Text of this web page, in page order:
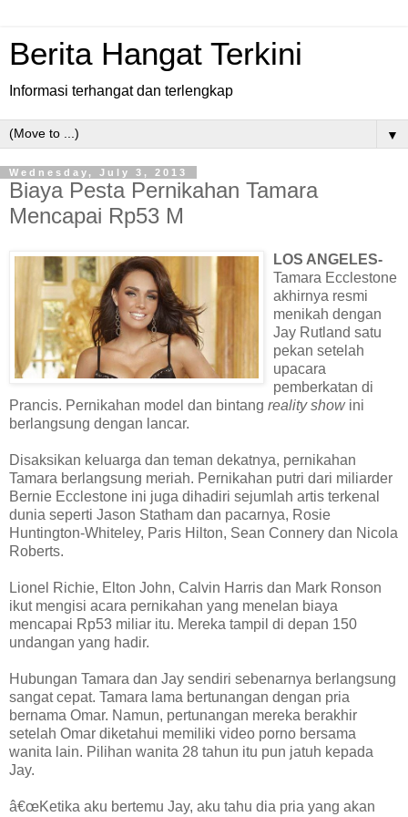
Berita Hangat Terkini
Informasi terhangat dan terlengkap
▼
Wednesday, July 3, 2013
Biaya Pesta Pernikahan Tamara
Mencapai Rp53 M
LOS ANGELES-
Tamara Ecclestone
akhirnya resmi
menikah dengan
Jay Rutland satu
pekan setelah
upacara
pemberkatan di
Prancis. Pernikahan model dan bintang reality show ini
berlangsung dengan lancar.
Disaksikan keluarga dan teman dekatnya, pernikahan
Tamara berlangsung meriah. Pernikahan putri dari miliarder
Bernie Ecclestone ini juga dihadiri sejumlah artis terkenal
dunia seperti Jason Statham dan pacarnya, Rosie
Huntington-Whiteley, Paris Hilton, Sean Connery dan Nicola
Roberts.
Lionel Richie, Elton John, Calvin Harris dan Mark Ronson
ikut mengisi acara pernikahan yang menelan biaya
mencapai Rp53 miliar itu. Mereka tampil di depan 150
undangan yang hadir.
Hubungan Tamara dan Jay sendiri sebenarnya berlangsung
sangat cepat. Tamara lama bertunangan dengan pria
bernama Omar. Namun, pertunangan mereka berakhir
setelah Omar diketahui memiliki video porno bersama
wanita lain. Pilihan wanita 28 tahun itu pun jatuh kepada
Jay.
â€œKetika aku bertemu Jay, aku tahu dia pria yang akan